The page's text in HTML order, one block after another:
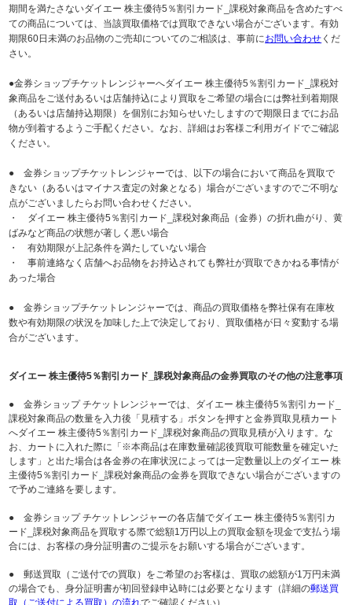
期間を満たさないダイエー 株主優待5％割引カード_課税対象商品を含めたすべ
ての商品については、当該買取価格では買取できない場合がございます。有効
期限60日未満のお品物のご売却についてのご相談は、事前にお問い合わせ くだ
さい。
●金券ショップチケットレンジャーへダイエー 株主優待5％割引カード_課税対
象商品をご送付あるいは店舗持込により買取をご希望の場合には弊社到着期限
（あるいは店舗持込期限）を個別にお知らせいたしますので期限日までにお品
物が到着するようご手配ください。なお、詳細はお客様ご利用ガイドでご確認
ください。
● 金券ショップチケットレンジャーでは、以下の場合において商品を買取で
きない（あるいはマイナス査定の対象となる）場合がございますのでご不明な
点がございましたらお問い合わせください。
・ ダイエー 株主優待5％割引カード_課税対象商品（金券）の折れ曲がり、黄
ばみなど商品の状態が著しく悪い場合
・ 有効期限が上記条件を満たしていない場合
・ 事前連絡なく店舗へお品物をお持込されても弊社が買取できかねる事情が
あった場合
● 金券ショップチケットレンジャーでは、商品の買取価格を弊社保有在庫枚
数や有効期限の状況を加味した上で決定しており、買取価格が日々変動する場
合がございます。
ダイエー 株主優待5％割引カード_課税対象商品の金券買取のその他の注意事項
● 金券ショップ チケットレンジャーでは、ダイエー 株主優待5％割引カード_
課税対象商品の数量を入力後「見積する」ボタンを押すと金券買取見積カート
へダイエー 株主優待5％割引カード_課税対象商品の買取見積が入ります。な
お、カートに入れた際に「※本商品は在庫数量確認後買取可能数量を確定いた
します」と出た場合は各金券の在庫状況によっては一定数量以上のダイエー 株
主優待5％割引カード_課税対象商品の金券を買取できない場合がございますの
で予めご連絡を要します。
● 金券ショップ チケットレンジャーの各店舗でダイエー 株主優待5％割引カ
ード_課税対象商品を買取する際で総額1万円以上の買取金額を現金で支払う場
合には、お客様の身分証明書のご提示をお願いする場合がございます。
● 郵送買取（ご送付での買取）をご希望のお客様は、買取の総額が1万円未満
の場合でも、身分証明書が初回登録申込時には必要となります（詳細の郵送買
取（ご送付による買取）の流れでご確認ください）